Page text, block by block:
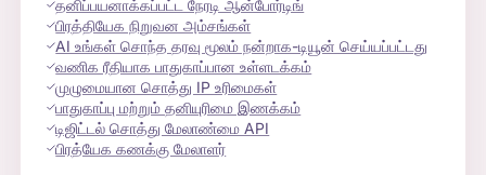
தனிப்பயனாக்கப்பட்ட நேரடி ஆன்போர்டிங்
பிரத்தியேக நிறுவன அம்சங்கள்
AI உங்கள் சொந்த தரவு மூலம் நன்றாக-டியூன் செய்யப்பட்டது
வணிக ரீதியாக பாதுகாப்பான உள்ளடக்கம்
முழுமையான சொத்து IP உரிமைகள்
பாதுகாப்பு மற்றும் தனியுரிமை இணக்கம்
டிஜிட்டல் சொத்து மேலாண்மை API
பிரத்யேக கணக்கு மேலாளர்